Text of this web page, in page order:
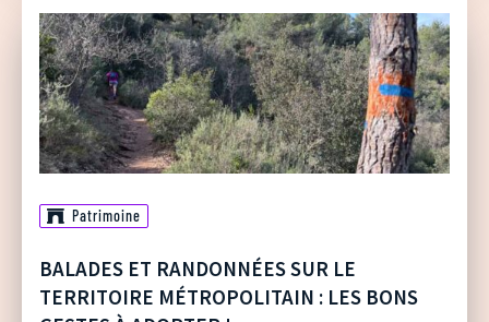
Patrimoine
BALADES ET RANDONNÉES SUR LE
TERRITOIRE MÉTROPOLITAIN : LES BONS